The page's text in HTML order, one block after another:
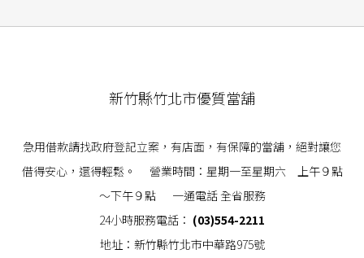
新竹縣竹北市優質當舖
急用借款請找政府登記立案，有店面，有保障的當舖，絕對讓您
借得安心，還得輕鬆。 營業時間：星期一至星期六 上午９點
～下午９點 一通電話 全省服務
24小時服務電話： (03)554-2211
地址：新竹縣竹北市中華路975號